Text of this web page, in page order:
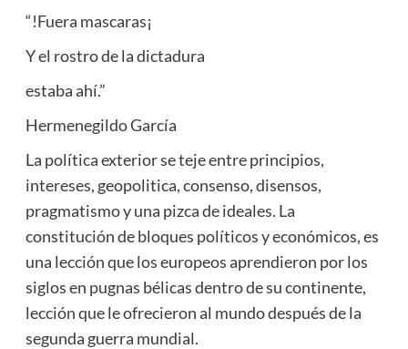
“!Fuera mascaras¡
Y el rostro de la dictadura
estaba ahí.”
Hermenegildo García
La política exterior se teje entre principios,
intereses, geopolitica, consenso, disensos,
pragmatismo y una pizca de ideales. La
constitución de bloques políticos y económicos, es
una lección que los europeos aprendieron por los
siglos en pugnas bélicas dentro de su continente,
lección que le ofrecieron al mundo después de la
segunda guerra mundial.